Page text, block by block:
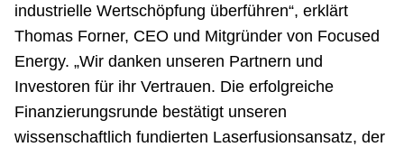
industrielle Wertschöpfung überführen“, erklärt
Thomas Forner, CEO und Mitgründer von Focused
Energy. „Wir danken unseren Partnern und
Investoren für ihr Vertrauen. Die erfolgreiche
Finanzierungsrunde bestätigt unseren
wissenschaftlich fundierten Laserfusionsansatz, der